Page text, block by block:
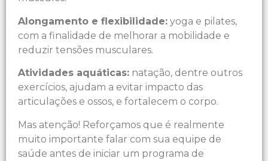
Alongamento e flexibilidade: yoga e pilates,
com a finalidade de melhorar a mobilidade e
reduzir tensões musculares.
Atividades aquáticas: natação, dentre outros
exercícios, ajudam a evitar impacto das
articulações e ossos, e fortalecem o corpo.
Mas atenção! Reforçamos que é realmente
muito importante falar com sua equipe de
saúde antes de iniciar um programa de